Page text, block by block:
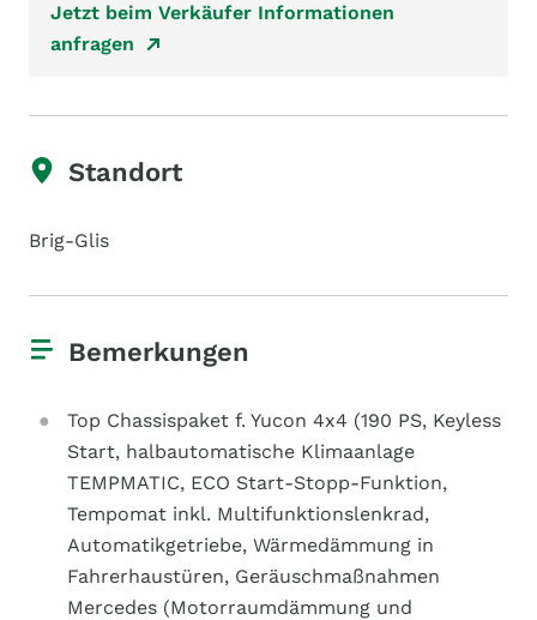
Jetzt beim Verkäufer Informationen
anfragen
Standort
Brig-Glis
Bemerkungen
Top Chassispaket f. Yucon 4x4 (190 PS, Keyless
Start, halbautomatische Klimaanlage
TEMPMATIC, ECO Start-Stopp-Funktion,
Tempomat inkl. Multifunktionslenkrad,
Automatikgetriebe, Wärmedämmung in
Fahrerhaustüren, Geräuschmaßnahmen
Mercedes (Motorraumdämmung und